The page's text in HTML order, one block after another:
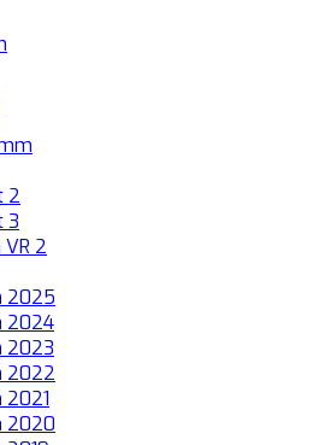
2
3
2
2025
2024
2023
2022
2021
2020